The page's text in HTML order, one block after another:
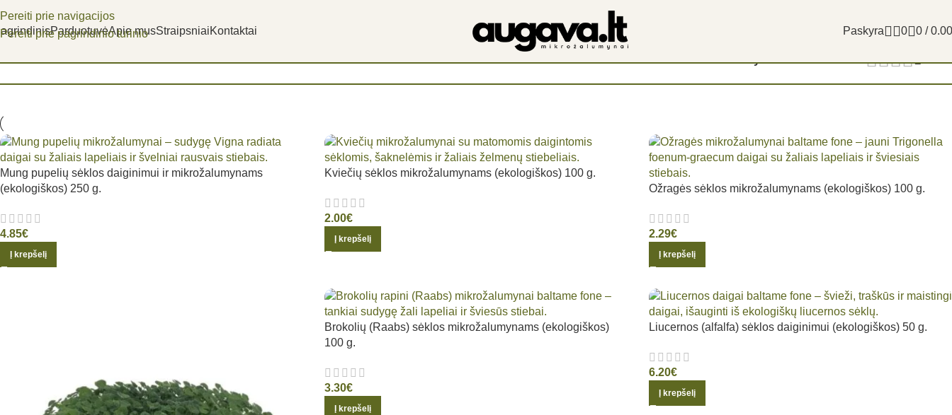
Pereiti prie navigacijos
Pereiti prie pagrindinio turinio
ParduotuvėApie musStraipsniaiKontaktai Paskyra 0 0 / 0.00
Pradžia/Parduotuvė Rodyti 9 12 18 24
Mung pupelių sėklos daiginimui ir mikrožalumynams
(ekologiškos) 250 g.
4.85€
Į krepšelį
Kviečių sėklos mikrožalumynams (ekologiškos) 100 g.
2.00€
Į krepšelį
Ožragės sėklos mikrožalumynams (ekologiškos) 100 g.
2.29€
Į krepšelį
Brokolių (Raabs) sėklos mikrožalumynams (ekologiškos)
100 g.
3.30€
Į krepšelį
Liucernos (alfalfa) sėklos daiginimui (ekologiškos) 50 g.
6.20€
Į krepšelį